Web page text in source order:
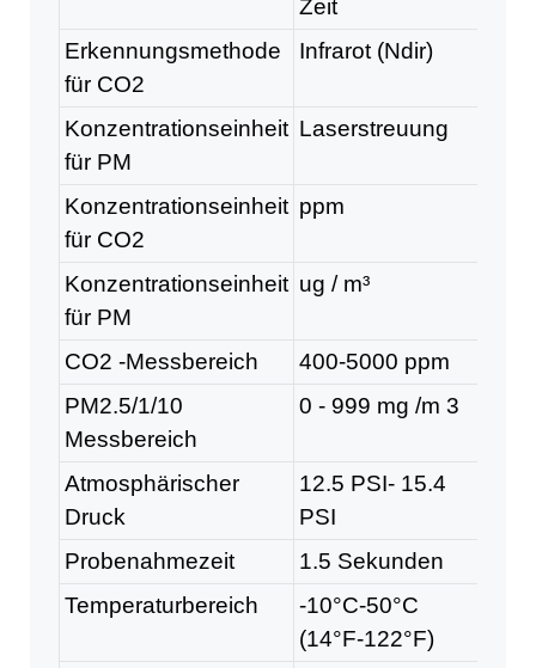
Zeit
Erkennungsmethode
für CO2
Infrarot (Ndir)
Konzentrationseinheit
für PM
Laserstreuung
Konzentrationseinheit
für CO2
ppm
Konzentrationseinheit
für PM
ug / m³
CO2 -Messbereich
400-5000 ppm
PM2.5/1/10
Messbereich
0 - 999 mg /m 3
Atmosphärischer
Druck
12.5 PSI- 15.4
PSI
Probenahmezeit
1.5 Sekunden
Temperaturbereich
-10°C-50°C
(14°F-122°F)